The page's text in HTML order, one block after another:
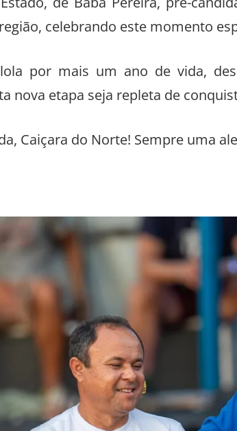
de Babá Pereira, pré-
celebrando este momento
por mais um ano de vida,
nova etapa seja repleta de
Caiçara do Norte! Sempre uma